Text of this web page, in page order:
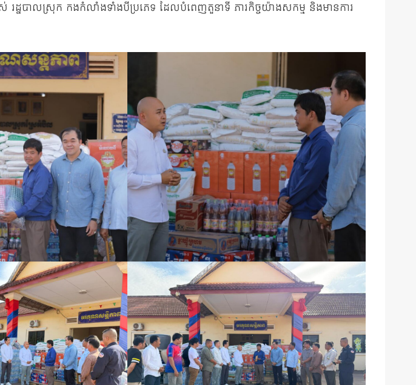
រដ្នបាលស្រុក កងកំលាំងទាំងបីប្រភេទ ដែលបំពេញតួនាទី ភារកិច្ចយ៉ាងសកម្ម និងមានការ